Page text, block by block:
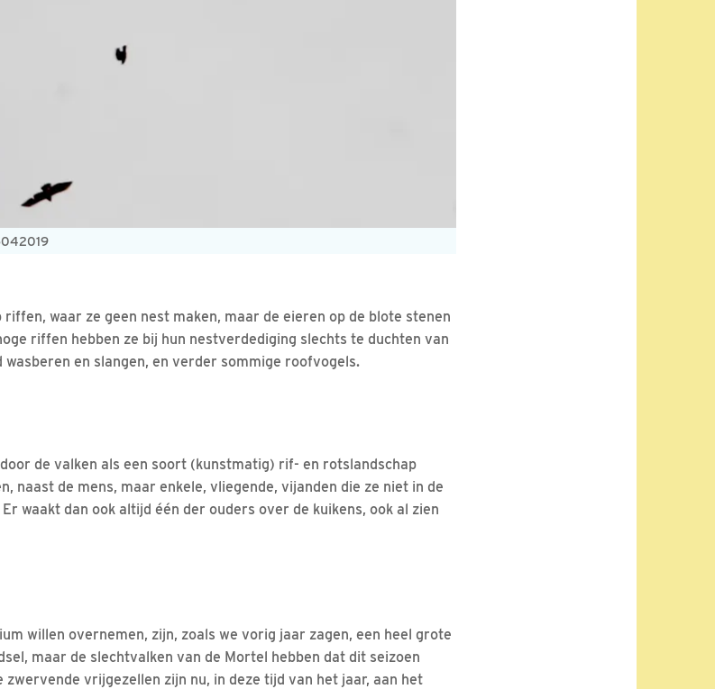
waar ze geen nest maken, maar de eieren op de blote stenen
riffen hebben ze bij hun nestverdediging slechts te duchten van
en slangen, en verder sommige roofvogels.
de valken als een soort (kunstmatig) rif- en rotslandschap
naast de mens, maar enkele, vliegende, vijanden die ze niet in de
waakt dan ook altijd één der ouders over de kuikens, ook al zien
willen overnemen, zijn, zoals we vorig jaar zagen, een heel grote
maar de slechtvalken van de Mortel hebben dat dit seizoen
vrijgezellen zijn nu, in deze tijd van het jaar, aan het